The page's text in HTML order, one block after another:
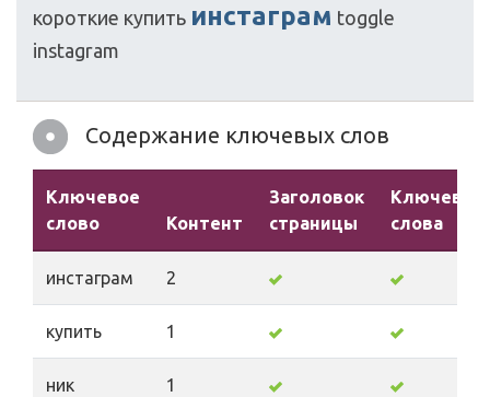
короткие купить инстаграм toggle
instagram
Содержание ключевых слов
Ключевое
слово
Контент
Заголовок
страницы
Ключевые
слова
инстаграм 2
купить 1
ник 1